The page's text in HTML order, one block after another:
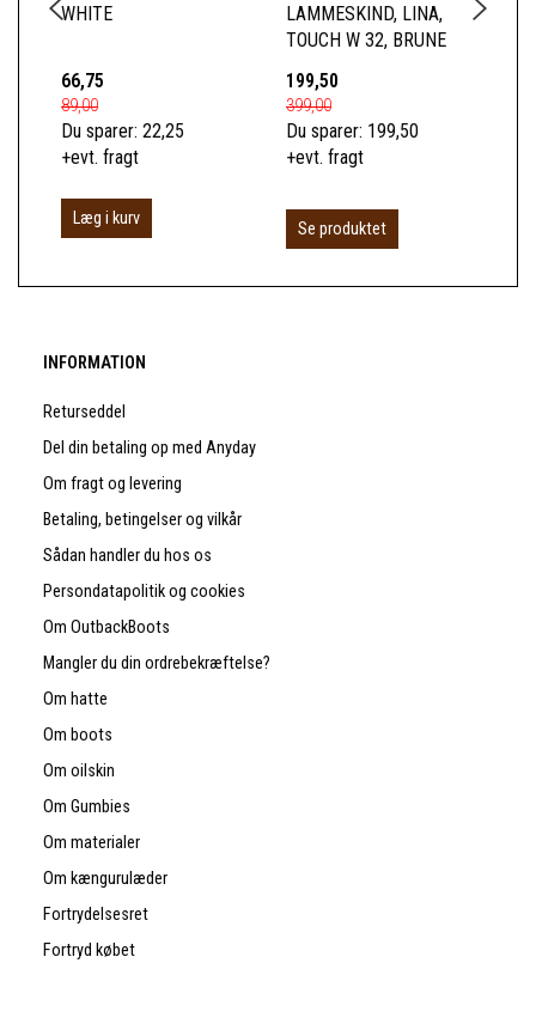
WHITE
66,75
89,00
Du sparer: 22,25
+evt. fragt
Læg i kurv
LAMMESKIND, LINA,
TOUCH W 32, BRUNE
199,50
399,00
Du sparer: 199,50
+evt. fragt
Se produktet
INFORMATION
Returseddel
Del din betaling op med Anyday
Om fragt og levering
Betaling, betingelser og vilkår
Sådan handler du hos os
Persondatapolitik og cookies
Om OutbackBoots
Mangler du din ordrebekræftelse?
Om hatte
Om boots
Om oilskin
Om Gumbies
Om materialer
Om kængurulæder
Fortrydelsesret
Fortryd købet